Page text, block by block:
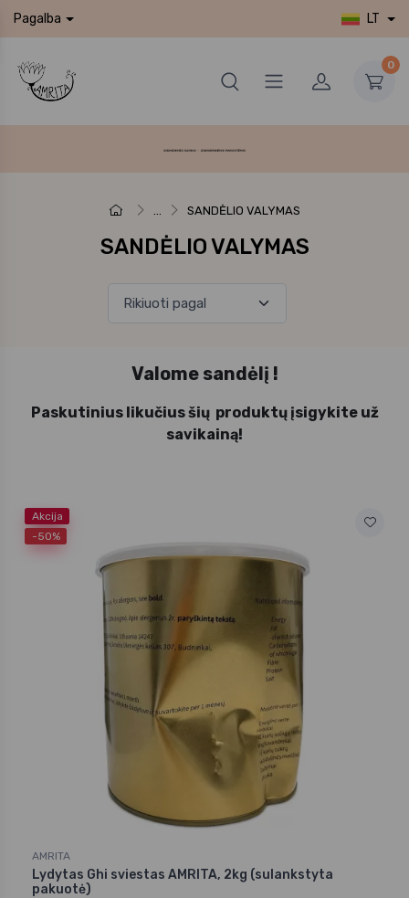
Pagalba LT
0
... SANDĖLIO VALYMAS
SANDĖLIO VALYMAS
Valome sandėlį !
Paskutinius likučius šių produktų įsigykite už
savikainą!
Akcija
-50%
AMRITA
Lydytas Ghi sviestas AMRITA, 2kg (sulankstyta
pakuotė)